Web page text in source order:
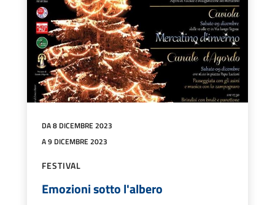
DA 8 DICEMBRE 2023
A 9 DICEMBRE 2023
FESTIVAL
Emozioni sotto l'albero